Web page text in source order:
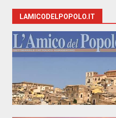
LAMICODELPOPOLO.IT